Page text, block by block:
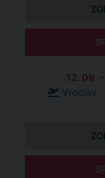
12. 09.
Vroclav